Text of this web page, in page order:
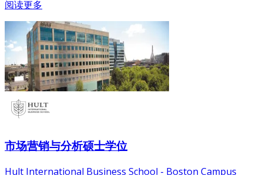
阅读更多
市场营销与分析硕士学位
Hult International Business School - Boston Campus